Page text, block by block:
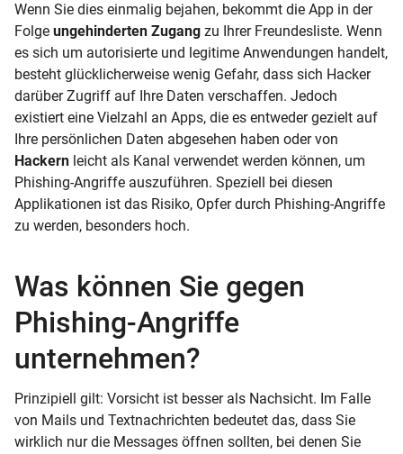
Wenn Sie dies einmalig bejahen, bekommt die App in der
Folge ungehinderten Zugang zu Ihrer Freundesliste. Wenn
es sich um autorisierte und legitime Anwendungen handelt,
besteht glücklicherweise wenig Gefahr, dass sich Hacker
darüber Zugriff auf Ihre Daten verschaffen. Jedoch
existiert eine Vielzahl an Apps, die es entweder gezielt auf
Ihre persönlichen Daten abgesehen haben oder von
Hackern leicht als Kanal verwendet werden können, um
Phishing-Angriffe auszuführen. Speziell bei diesen
Applikationen ist das Risiko, Opfer durch Phishing-Angriffe
zu werden, besonders hoch.
Was können Sie gegen
Phishing-Angriffe
unternehmen?
Prinzipiell gilt: Vorsicht ist besser als Nachsicht. Im Falle
von Mails und Textnachrichten bedeutet das, dass Sie
wirklich nur die Messages öffnen sollten, bei denen Sie